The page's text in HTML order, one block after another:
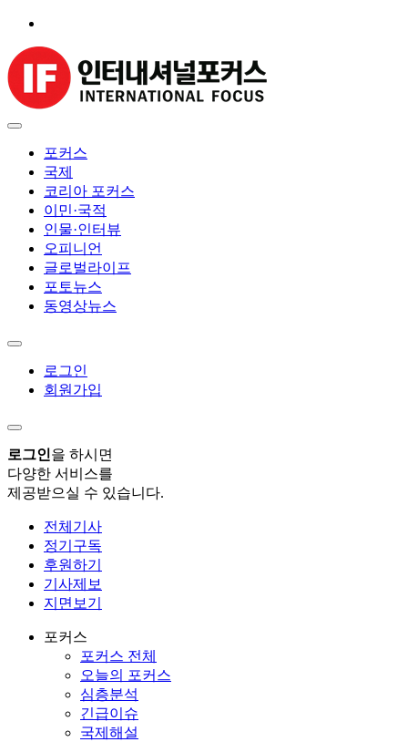
포커스
국제
코리아 포커스
이민·국적
인물·인터뷰
오피니언
글로벌라이프
포토뉴스
동영상뉴스
로그인
회원가입
로그인을 하시면
다양한 서비스를
제공받으실 수 있습니다.
전체기사
정기구독
후원하기
기사제보
지면보기
포커스
포커스 전체
오늘의 포커스
심층분석
긴급이슈
국제해설